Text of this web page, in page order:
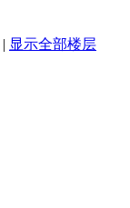
| 显示全部楼层